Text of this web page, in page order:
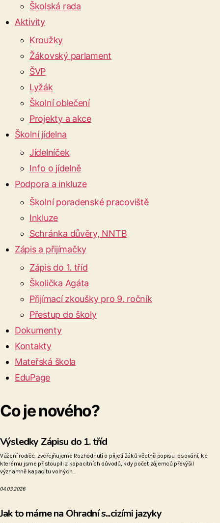
Školská rada
Aktivity
Kroužky
Žákovský parlament
ŠVP
Lyžák
Školní oblečení
Projekty a akce
Školní jídelna
Jídelníček
Info o jídelně
Podpora a inkluze
Školní poradenské pracoviště
Inkluze
Schránka důvěry, NNTB
Zápis a přijímačky
Zápis do 1. tříd
Školička Agáta
Přijímací zkoušky pro 9. ročník
Přestup do školy
Dokumenty
Kontakty
Mateřská škola
EduPage
Co je nového?
Výsledky Zápisu do 1. tříd
Vážení rodiče, zveřejňujeme Rozhodnutí o přijetí žáků včetně popisu losování, ke
kterému jsme přistoupili z kapacitních důvodů, kdy počet zájemců převýšil
významně kapacitu volných...
04.03.2026
Jak to máme na Ohradní s...cizími jazyky